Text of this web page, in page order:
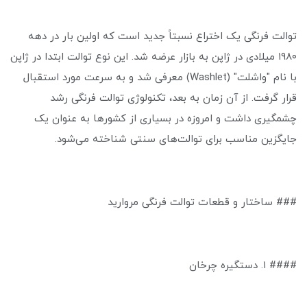
توالت فرنگی یک اختراع نسبتاً جدید است که اولین بار در دهه
۱۹۸۰ میلادی در ژاپن به بازار عرضه شد. این نوع توالت ابتدا در ژاپن
با نام "واشلت" (Washlet) معرفی شد و به سرعت مورد استقبال
قرار گرفت. از آن زمان به بعد، تکنولوژی توالت فرنگی رشد
چشمگیری داشت و امروزه در بسیاری از کشورها به عنوان یک
جایگزین مناسب برای توالت‌های سنتی شناخته می‌شود.
### ساختار و قطعات توالت فرنگی مروارید
#### ۱. دستگیره چرخان